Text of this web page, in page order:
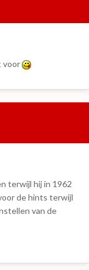
voor
terwijl hij in 1962
de hints terwijl
van de